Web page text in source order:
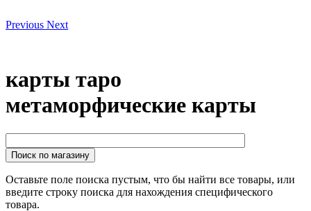
Previous Next
карты таро
метаморфические карты
Поиск по магазину
Оставьте поле поиска пустым, что бы найти все товары, или
введите строку поиска для нахождения специфического
товара.